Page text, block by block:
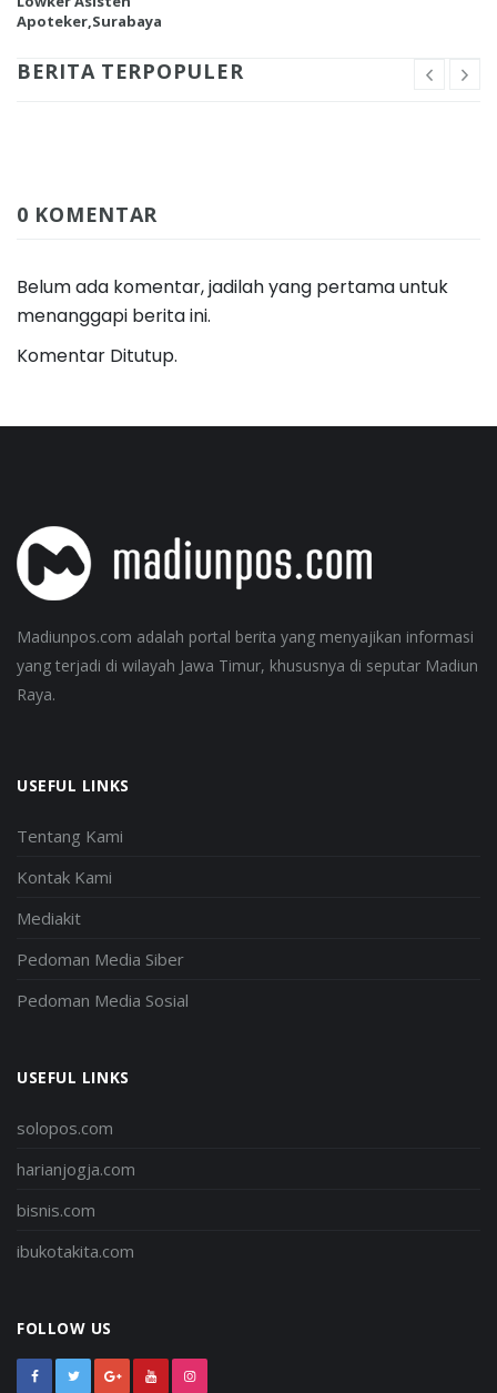
Apoteker,Surabaya
BERITA TERPOPULER
0 KOMENTAR
Belum ada komentar, jadilah yang pertama untuk
menanggapi berita ini.
Komentar Ditutup.
Madiunpos.com adalah portal berita yang menyajikan informasi
yang terjadi di wilayah Jawa Timur, khususnya di seputar Madiun
Raya.
USEFUL LINKS
Tentang Kami
Kontak Kami
Mediakit
Pedoman Media Siber
Pedoman Media Sosial
USEFUL LINKS
solopos.com
harianjogja.com
bisnis.com
ibukotakita.com
FOLLOW US